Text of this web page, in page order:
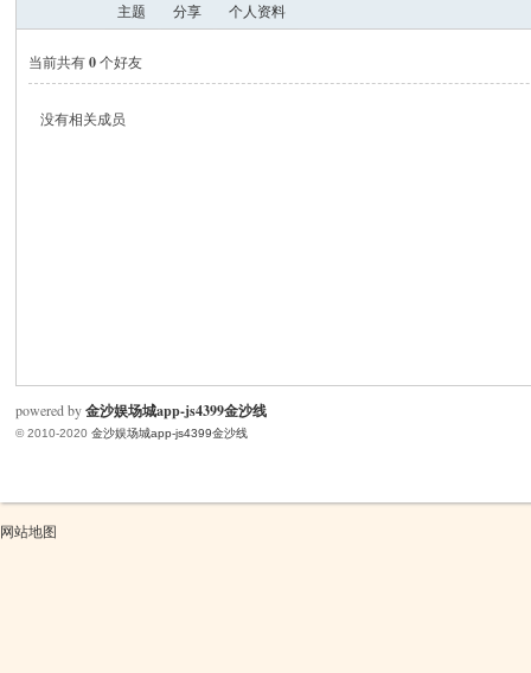
主题 分享 个人资料
当前共有0个好友
没有相关成员
powered by金沙娱场城app-js4399金沙线
© 2010-2020 金沙娱场城app-js4399金沙线
网站地图